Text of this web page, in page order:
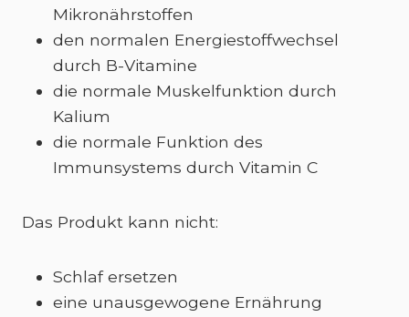
Mikronährstoffen
den normalen Energiestoffwechsel
durch B-Vitamine
die normale Muskelfunktion durch
Kalium
die normale Funktion des
Immunsystems durch Vitamin C
Das Produkt kann nicht:
Schlaf ersetzen
eine unausgewogene Ernährung